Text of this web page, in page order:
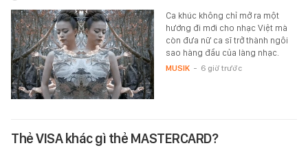
Ca khúc không chỉ mở ra một
hướng đi mới cho nhạc Việt mà
còn đưa nữ ca sĩ trở thành ngôi
sao hàng đầu của làng nhạc.
MUSIK - 6 giờ trước
Thẻ VISA khác gì thẻ MASTERCARD?